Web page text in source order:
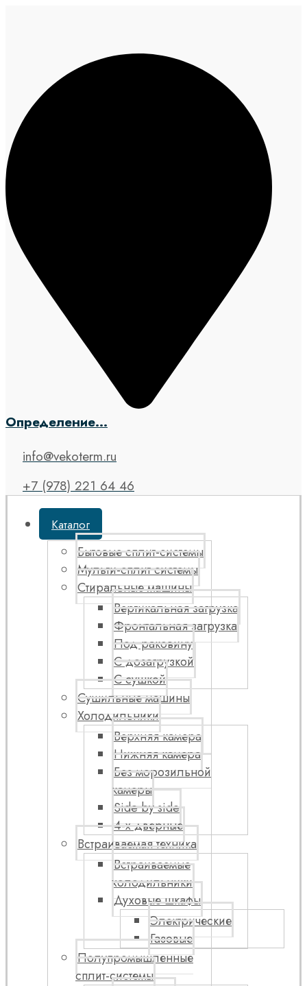
Определение...
info@vekoterm.ru
+7 (978) 221 64 46
Каталог
Бытовые сплит-системы
Мульти-сплит системы
Стиральные машины
Вертикальная загрузка
Фронтальная загрузка
Под раковину
С дозагрузкой
С сушкой
Сушильные машины
Холодильники
Верхняя камера
Нижняя камера
Без морозильной
камеры
Side by side
4-х дверные
Встраиваемая техника
Встраиваемые
холодильники
Духовые шкафы
Электрические
Газовые
Полупромышленные
сплит-системы